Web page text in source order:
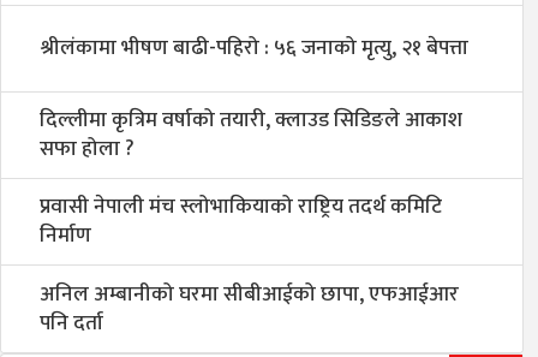
श्रीलंकामा भीषण बाढी-पहिरो : ५६ जनाको मृत्यु, २१ बेपत्ता
दिल्लीमा कृत्रिम वर्षाको तयारी, क्लाउड सिडिङले आकाश
सफा होला ?
प्रवासी नेपाली मंच स्लोभाकियाको राष्ट्रिय तदर्थ कमिटि
निर्माण
अनिल अम्बानीको घरमा सीबीआईको छापा, एफआईआर
पनि दर्ता